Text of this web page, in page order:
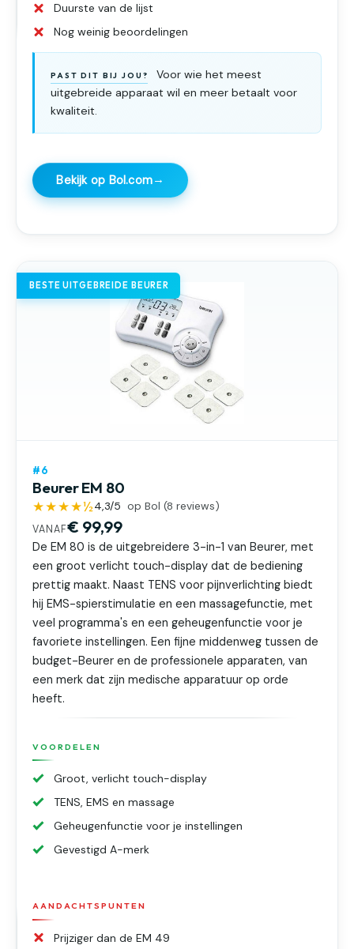
Duurste van de lijst
Nog weinig beoordelingen
PAST DIT BIJ JOU?
Voor wie het meest
uitgebreide apparaat wil en meer betaalt voor
kwaliteit.
Bekijk op Bol.com→
BESTE UITGEBREIDE BEURER
#6
Beurer EM 80
★★★★½4,3/5 op Bol (8 reviews)
VANAF€ 99,99
De EM 80 is de uitgebreidere 3-in-1 van Beurer, met
een groot verlicht touch-display dat de bediening
prettig maakt. Naast TENS voor pijnverlichting biedt
hij EMS-spierstimulatie en een massagefunctie, met
veel programma's en een geheugenfunctie voor je
favoriete instellingen. Een fijne middenweg tussen de
budget-Beurer en de professionele apparaten, van
een merk dat zijn medische apparatuur op orde
heeft.
VOORDELEN
Groot, verlicht touch-display
TENS, EMS en massage
Geheugenfunctie voor je instellingen
Gevestigd A-merk
AANDACHTSPUNTEN
Prijziger dan de EM 49